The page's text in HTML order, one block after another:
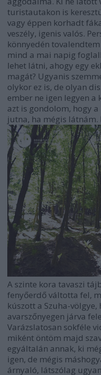
turistautakon is
vagy éppen korhadt
veszély, igenis valós.
könnyedén
mind a mai napig
lehet látni, ahogy egy
magát? Ugyanis
olykor ez is, de olyan
ember ne igen legyen a
azt is gondolom, hogy
jutna, ha mégis látnám.
A szinte kora tavaszi
fenyőerdő váltotta fel,
kúszott a Szuha-
avarszőnyegen járva
Varázslatosan sokféle
miként öntöm majd
egyáltalán annak, ki
igen, de mégis
árnyaló, látszólag